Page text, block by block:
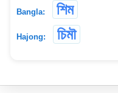
Bangla: শিম
Hajong: চিমৗ